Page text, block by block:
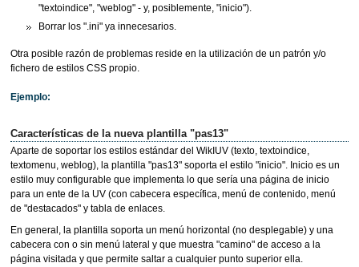
"textoindice", "weblog" - y, posiblemente, "inicio").
Borrar los ".ini" ya innecesarios.
Otra posible razón de problemas reside en la utilización de un patrón y/o
fichero de estilos CSS propio.
Ejemplo:
Características de la nueva plantilla "pas13"
Aparte de soportar los estilos estándar del WikIUV (texto, textoindice,
textomenu, weblog), la plantilla "pas13" soporta el estilo "inicio". Inicio es un
estilo muy configurable que implementa lo que sería una página de inicio
para un ente de la UV (con cabecera específica, menú de contenido, menú
de "destacados" y tabla de enlaces.
En general, la plantilla soporta un menú horizontal (no desplegable) y una
cabecera con o sin menú lateral y que muestra "camino" de acceso a la
página visitada y que permite saltar a cualquier punto superior ella.